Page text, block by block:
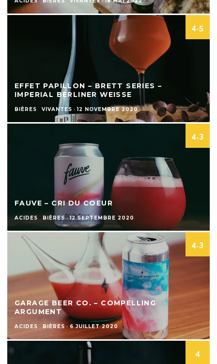
4.5
EFFET PAPILLON – BRETT SERIES –
IMPERIAL BERLINER WEISSE
BIÈRES VIVANTES · 12 NOVEMBRE 2020
4.3
FAUVE – CRI DU COEUR
ACIDES BIÈRES · 12 SEPTEMBRE 2020
4.3
GARAGE BEER CO. – COMPELLING
ARGUMENT
ACIDES BIÈRES · 6 JUILLET 2020
4